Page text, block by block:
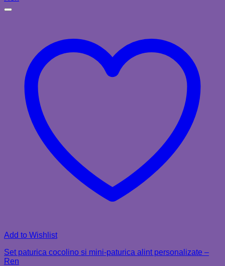
Add to Wishlist
Set paturica cocolino si mini-paturica alint personalizate –
Ren